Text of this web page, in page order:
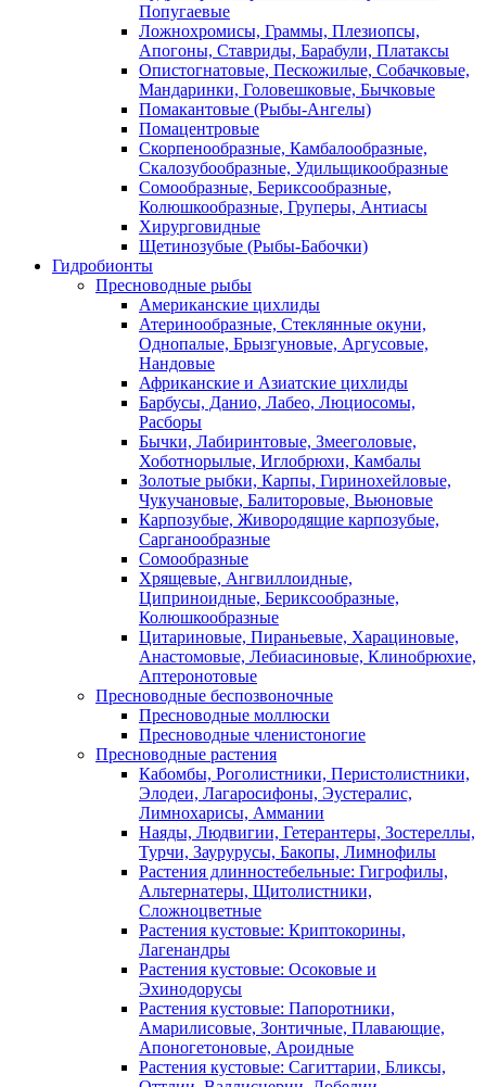
Попугаевые
Ложнохромисы, Граммы, Плезиопсы,
Апогоны, Ставриды, Барабули, Платаксы
Опистогнатовые, Пескожилые, Собачковые,
Мандаринки, Головешковые, Бычковые
Помакантовые (Рыбы-Ангелы)
Помацентровые
Скорпенообразные, Камбалообразные,
Скалозубообразные, Удильщикообразные
Сомообразные, Бериксообразные,
Колюшкообразные, Груперы, Антиасы
Хирурговидные
Щетинозубые (Рыбы-Бабочки)
Гидробионты
Пресноводные рыбы
Американские цихлиды
Атеринообразные, Стеклянные окуни,
Однопалые, Брызгуновые, Аргусовые,
Нандовые
Африканские и Азиатские цихлиды
Барбусы, Данио, Лабео, Люциосомы,
Расборы
Бычки, Лабиринтовые, Змееголовые,
Хоботнорылые, Иглобрюхи, Камбалы
Золотые рыбки, Карпы, Гиринохейловые,
Чукучановые, Балиторовые, Вьюновые
Карпозубые, Живородящие карпозубые,
Сарганообразные
Сомообразные
Хрящевые, Ангвиллоидные,
Циприноидные, Бериксообразные,
Колюшкообразные
Цитариновые, Пираньевые, Харациновые,
Анастомовые, Лебиасиновые, Клинобрюхие,
Аптеронотовые
Пресноводные беспозвоночные
Пресноводные моллюски
Пресноводные членистоногие
Пресноводные растения
Кабомбы, Роголистники, Перистолистники,
Элодеи, Лагаросифоны, Эустералис,
Лимнохарисы, Аммании
Наяды, Людвигии, Гетерантеры, Зостереллы,
Турчи, Заурурусы, Бакопы, Лимнофилы
Растения длинностебельные: Гигрофилы,
Альтернатеры, Щитолистники,
Сложноцветные
Растения кустовые: Криптокорины,
Лагенандры
Растения кустовые: Осоковые и
Эхинодорусы
Растения кустовые: Папоротники,
Амарилисовые, Зонтичные, Плавающие,
Апоногетоновые, Ароидные
Растения кустовые: Сагиттарии, Бликсы,